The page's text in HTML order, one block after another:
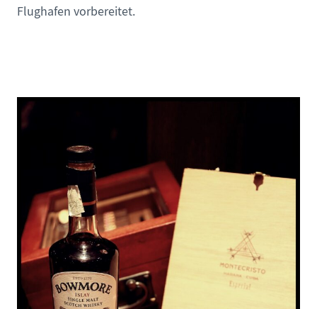
Flughafen vorbereitet.